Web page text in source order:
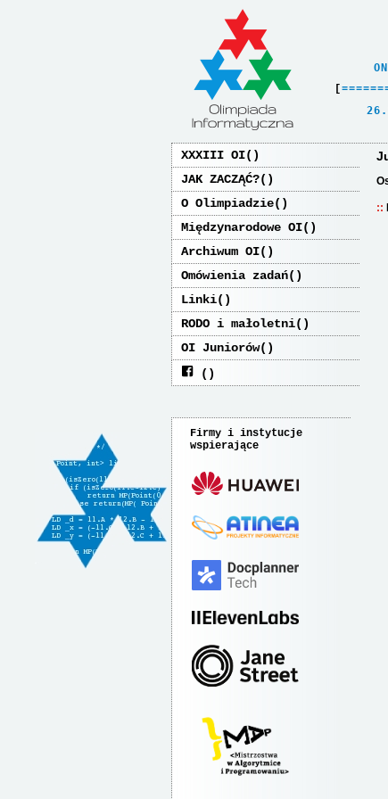
[ ======
XXXIII OI
JAK ZACZĄĆ?
O Olimpiadzie
Międzynarodowe OI
Archiwum OI
Omówienia zadań
Linki
RODO i małoletni
OI Juniorów
Firmy i instytucje
wspierające